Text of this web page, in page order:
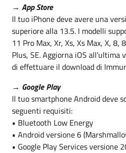
→ App Store
Il tuo iPhone deve avere una
superiore alla 13.5. I modelli
11 Pro Max, Xr, Xs, Xs Max, X, 8,
Plus, SE. Aggiorna iOS
di effettuare il download di
→ Google Play
Il tuo smartphone Android deve
seguenti requisiti:
• Bluetooth Low Energy
• Android versione 6
• Google Play Services versione